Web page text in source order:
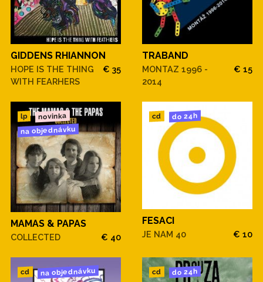
GIDDENS RHIANNON
HOPE IS THE THING
WITH FEARHERS
€ 35
TRABAND
MONTAZ 1996 -
2014
€ 15
lp novinka
na objednávku
MAMAS & PAPAS
COLLECTED € 40
cd do 24h
FESACI
JE NAM 40 € 10
cd na objednávku cd do 24h